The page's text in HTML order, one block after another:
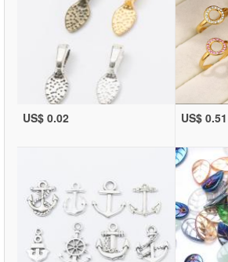
US$ 0.02 US$ 0.51